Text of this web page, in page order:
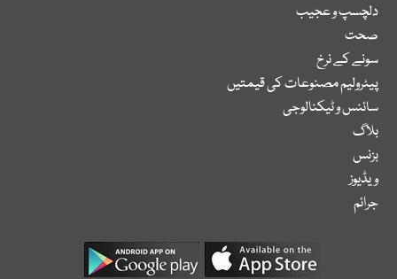
دلچسپ و عجیب
صحت
سونے کے نرخ
پیٹرولیم مصنوعات کی قیمتیں
سائنس و ٹیکنالوجی
بلاگ
بزنس
ویڈیوز
جرائم